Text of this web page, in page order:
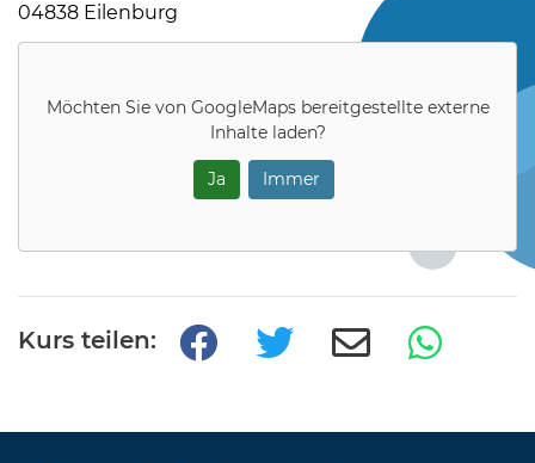
04838 Eilenburg
Möchten Sie von GoogleMapsbereitgestellte externe
Inhalte laden?
Ja Immer
Kurs teilen: